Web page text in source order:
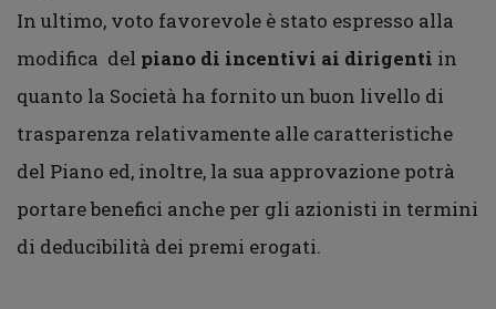
In ultimo, voto favorevole è stato espresso alla
modifica del piano di incentivi ai dirigenti in
quanto la Società ha fornito un buon livello di
trasparenza relativamente alle caratteristiche
del Piano ed, inoltre, la sua approvazione potrà
portare benefici anche per gli azionisti in termini
di deducibilità dei premi erogati.